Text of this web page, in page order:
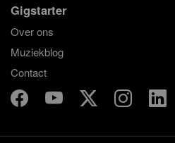
Gigstarter
Over ons
Muziekblog
Contact